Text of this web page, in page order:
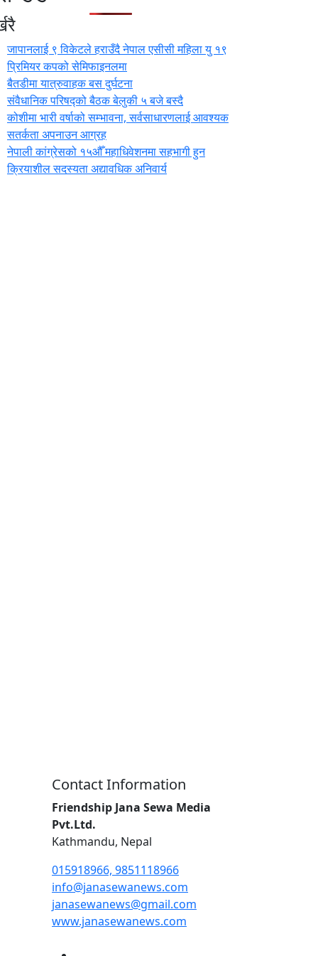
जापानलाई ९ विकेटले हराउँदै नेपाल एसीसी महिला यु १९
प्रिमियर कपको सेमिफाइनलमा
बैतडीमा यात्रुवाहक बस दुर्घटना
संवैधानिक परिषद्को बैठक बेलुकी ५ बजे बस्दै
कोशीमा भारी वर्षाको सम्भावना, सर्वसाधारणलाई आवश्यक
सतर्कता अपनाउन आग्रह
नेपाली कांग्रेसको १५औँ महाधिवेशनमा सहभागी हुन
क्रियाशील सदस्यता अद्यावधिक अनिवार्य
Contact Information
Friendship Jana Sewa Media
Pvt.Ltd.
Kathmandu, Nepal
015918966, 9851118966
info@janasewanews.com
janasewanews@gmail.com
www.janasewanews.com